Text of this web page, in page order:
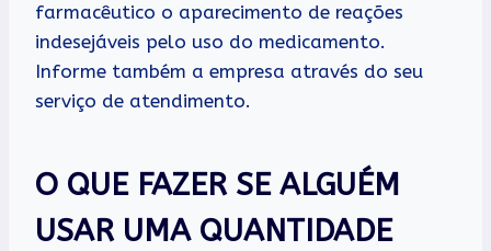
farmacêutico o aparecimento de reações
indesejáveis pelo uso do medicamento.
Informe também a empresa através do seu
serviço de atendimento.
O QUE FAZER SE ALGUÉM
USAR UMA QUANTIDADE